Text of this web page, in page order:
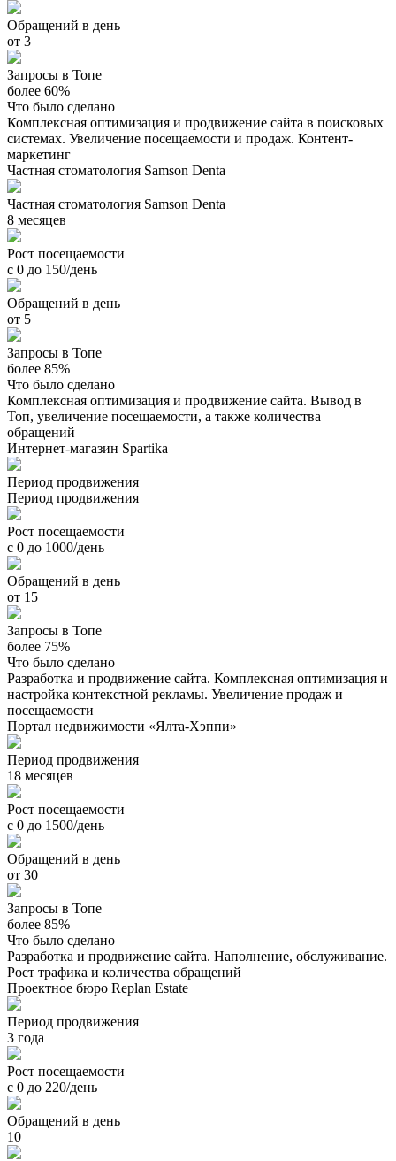
Обращений в день
от 3
Запросы в Топе
более 60%
Что было сделано
Комплексная оптимизация и продвижение сайта в поисковых
системах. Увеличение посещаемости и продаж. Контент-
маркетинг
Частная стоматология Samson Denta
Частная стоматология Samson Denta
8 месяцев
Рост посещаемости
с 0 до 150/день
Обращений в день
от 5
Запросы в Топе
более 85%
Что было сделано
Комплексная оптимизация и продвижение сайта. Вывод в
Топ, увеличение посещаемости, а также количества
обращений
Интернет-магазин Spartika
Период продвижения
Период продвижения
Рост посещаемости
с 0 до 1000/день
Обращений в день
от 15
Запросы в Топе
более 75%
Что было сделано
Разработка и продвижение сайта. Комплексная оптимизация и
настройка контекстной рекламы. Увеличение продаж и
посещаемости
Портал недвижимости «Ялта-Хэппи»
Период продвижения
18 месяцев
Рост посещаемости
с 0 до 1500/день
Обращений в день
от 30
Запросы в Топе
более 85%
Что было сделано
Разработка и продвижение сайта. Наполнение, обслуживание.
Рост трафика и количества обращений
Проектное бюро Replan Estate
Период продвижения
3 года
Рост посещаемости
с 0 до 220/день
Обращений в день
10